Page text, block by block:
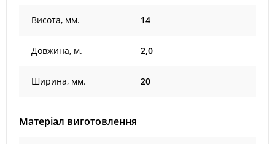
Висота, мм. 14
Довжина, м. 2,0
Ширина, мм. 20
Матеріал виготовлення